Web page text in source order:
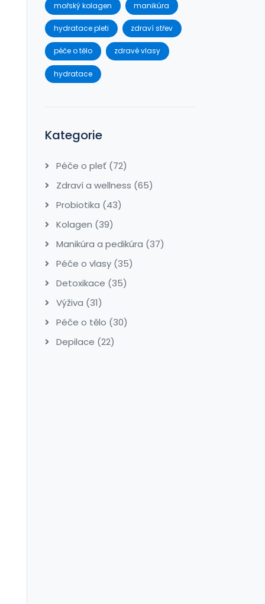
mořský kolagen manikúra
hydratace pleti zdraví střev
péče o tělo zdravé vlasy
hydratace
Kategorie
Péče o pleť (72)
Zdraví a wellness (65)
Probiotika (43)
Kolagen (39)
Manikúra a pedikúra (37)
Péče o vlasy (35)
Detoxikace (35)
Výživa (31)
Péče o tělo (30)
Depilace (22)